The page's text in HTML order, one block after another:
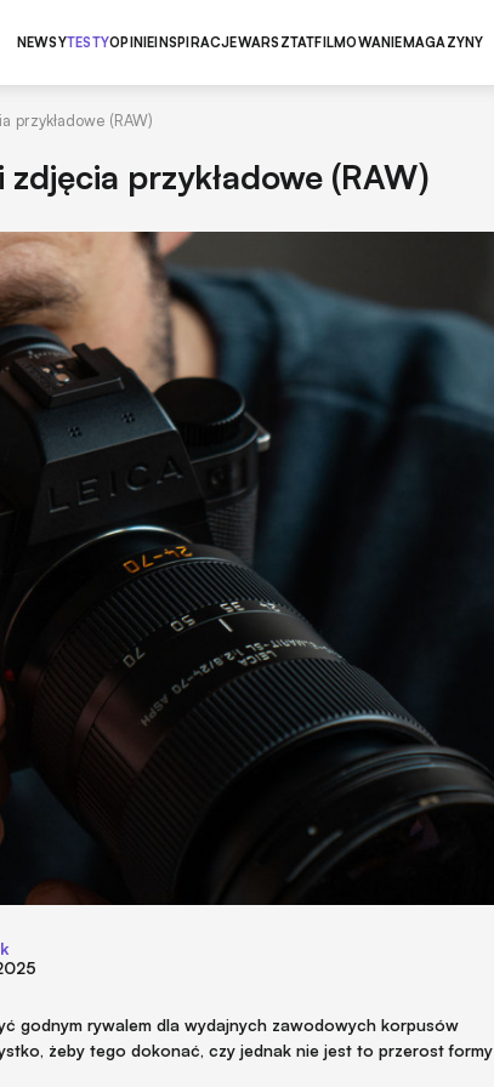
NEWSYTESTYOPINIEINSPIRACJEWARSZTATFILMOWANIEMAGAZYNY
przykładowe (RAW)
przykładowe (RAW)
godnym rywalem dla wydajnych zawodowych korpusów
żeby tego dokonać, czy jednak nie jest to przerost formy